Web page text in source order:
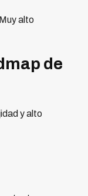
alto
de
y alto